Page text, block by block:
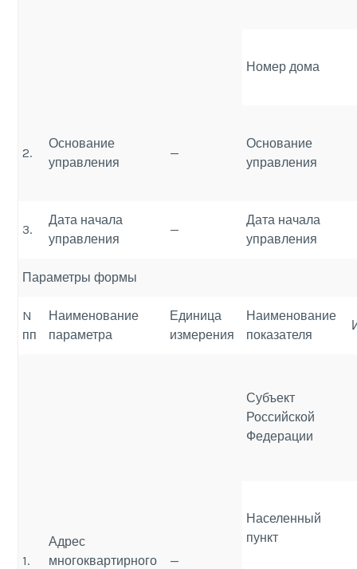
Номер дома
2.
Основание
управления
—
Основание
управления
3.
Дата начала
управления
—
Дата начала
управления
Параметры формы
N
пп
Наименование
параметра
Единица
измерения
Наименование
показателя
1.
Адрес
многоквартирного
—
Субъект
Российской
Федерации
Населенный
пункт